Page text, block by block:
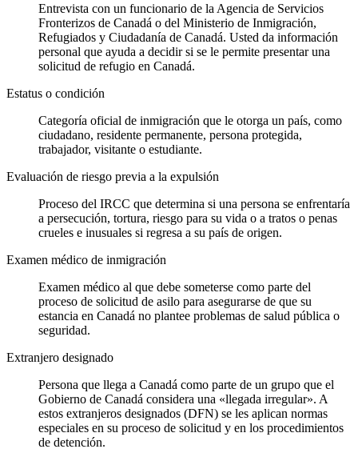
Entrevista con un funcionario de la Agencia de Servicios
Fronterizos de Canadá o del Ministerio de Inmigración,
Refugiados y Ciudadanía de Canadá. Usted da información
personal que ayuda a decidir si se le permite presentar una
solicitud de refugio en Canadá.
Estatus o condición
Categoría oficial de inmigración que le otorga un país, como
ciudadano, residente permanente, persona protegida,
trabajador, visitante o estudiante.
Evaluación de riesgo previa a la expulsión
Proceso del IRCC que determina si una persona se enfrentaría
a persecución, tortura, riesgo para su vida o a tratos o penas
crueles e inusuales si regresa a su país de origen.
Examen médico de inmigración
Examen médico al que debe someterse como parte del
proceso de solicitud de asilo para asegurarse de que su
estancia en Canadá no plantee problemas de salud pública o
seguridad.
Extranjero designado
Persona que llega a Canadá como parte de un grupo que el
Gobierno de Canadá considera una «llegada irregular». A
estos extranjeros designados (DFN) se les aplican normas
especiales en su proceso de solicitud y en los procedimientos
de detención.